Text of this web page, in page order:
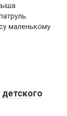
маленькому